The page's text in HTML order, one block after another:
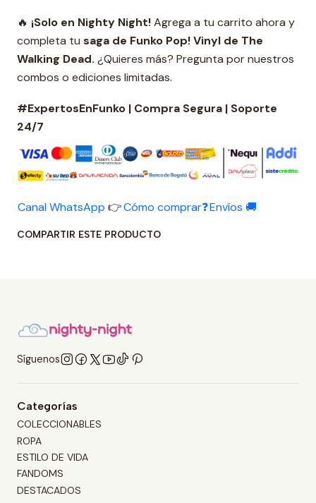
🔥 ¡Solo en Nighty Night!Agrega a tu carrito ahora y
completa tu saga de Funko Pop! Vinyl de The
Walking Dead. ¿Quieres más? Pregunta por nuestros
combos o ediciones limitadas.
#ExpertosEnFunko | Compra Segura | Soporte
24/7
Canal WhatsApp 👉Cómo comprar❓Envíos 🚚
COMPARTIR ESTE PRODUCTO
Síguenos
Categorías
COLECCIONABLES
ROPA
ESTILO DE VIDA
FANDOMS
DESTACADOS